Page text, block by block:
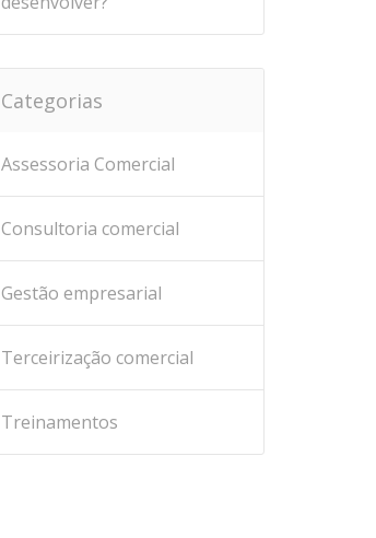
Categorias
Assessoria Comercial
Consultoria comercial
Gestão empresarial
Terceirização comercial
Treinamentos